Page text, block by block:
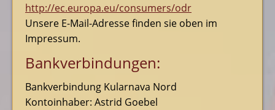
http://ec.europa.eu/consumers/odr
Unsere E-Mail-Adresse finden sie oben im
Impressum.
Bankverbindungen:
Bankverbindung Kularnava Nord
Kontoinhaber: Astrid Goebel